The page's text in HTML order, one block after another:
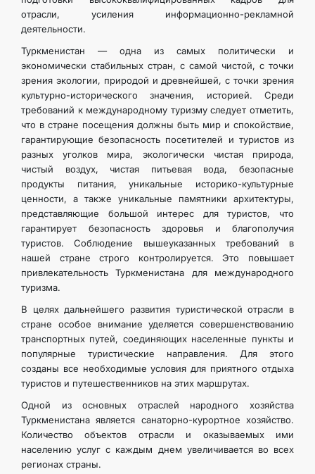
отрасли, усиления информационно-рекламной
деятельности.
Туркменистан — одна из самых политически и
экономически стабильных стран, с самой чистой, с точки
зрения экологии, природой и древнейшей, с точки зрения
культурно-исторического значения, историей. Среди
требований к международному туризму следует отметить,
что в стране посещения должны быть мир и спокойствие,
гарантирующие безопасность посетителей и туристов из
разных уголков мира, экологически чистая природа,
чистый воздух, чистая питьевая вода, безопасные
продукты питания, уникальные историко-культурные
ценности, а также уникальные памятники архитектуры,
представляющие большой интерес для туристов, что
гарантирует безопасность здоровья и благополучия
туристов. Соблюдение вышеуказанных требований в
нашей стране строго контролируется. Это повышает
привлекательность Туркменистана для международного
туризма.
В целях дальнейшего развития туристической отрасли в
стране особое внимание уделяется совершенствованию
транспортных путей, соединяющих населенные пункты и
популярные туристические направления. Для этого
созданы все необходимые условия для приятного отдыха
туристов и путешественников на этих маршрутах.
Одной из основных отраслей народного хозяйства
Туркменистана является санаторно-курортное хозяйство.
Количество объектов отрасли и оказываемых ими
населению услуг с каждым днем увеличивается во всех
регионах страны.